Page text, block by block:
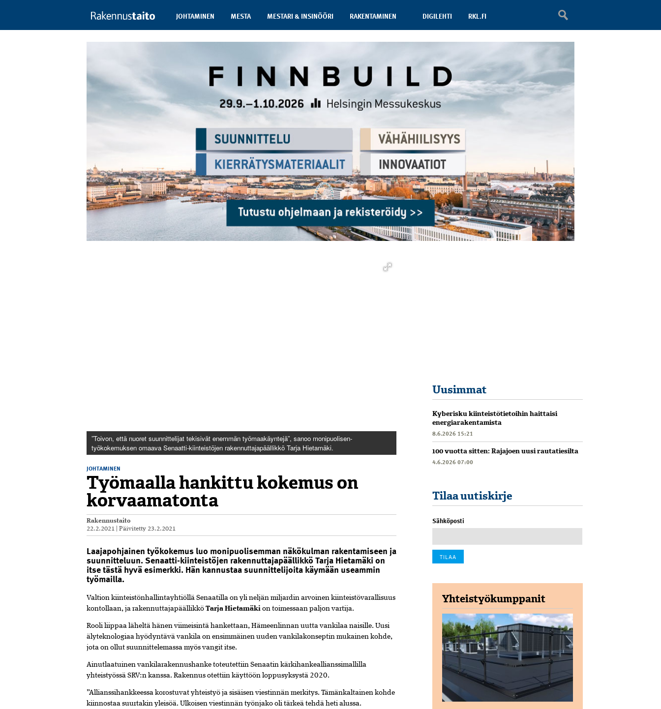
JOHTAMINEN MESTA MESTARI & INSINÖÖRI RAKENTAMINEN DIGILEHTI RKL.FI
”Toivon, että­ nuoret suunnit­telijat tekisivät­ enemmän­ työmaakäyntejä”,­ sanoo­ moni­puolisen­
työkokemuksen omaava Senaatti­-kiinteistöjen rakennuttajapäällikkö Tarja Hietamäki.
JOHTAMINEN
Työmaalla hankittu kokemus on
korvaamatonta
Rakennustaito
22.2.2021
|Päivitetty 23.2.2021
Laajapohjainen työkokemus luo monipuolisemman näkökulman rakentamiseen ja
suunnitteluun. Senaatti-kiinteistöjen rakennuttajapäällikkö Tarja Hietamäki on
itse tästä hyvä esimerkki. Hän kannustaa suunnittelijoita käymään useammin
työmailla.
Valtion kiinteistönhallinta­yhtiöllä Senaatilla on yli neljän miljardin arvoinen kiinteistövarallisuus
kontollaan, ja rakennuttajapäällikköTarja Hietamäki on toimessaan paljon vartija.
Rooli liippaa läheltä hänen viimeisintä hankettaan, Hämeenlinnan uutta vankilaa naisille. Uusi
älyteknologiaa hyödyntävä vankila on ensimmäinen uuden vankilakonseptin mukainen kohde,
jota on ollut suunnittelemassa myös vangit itse.
Ainutlaatuinen vankilarakennushanke toteutettiin Senaatin kärkihankeallianssimallilla
yhteistyössä SRV:n kanssa. Rakennus otettiin käyttöön loppusyksystä 2020.
”Allianssihankkeessa korostuvat yhteistyö ja sisäisen viestinnän merkitys. Tämänkaltainen kohde
kiinnostaa suurtakin yleisöä. Ulkoisen viestinnän työnjako oli tärkeä tehdä heti alussa.
Uusimmat
Kyberisku kiinteistötietoihin haittaisi
energiarakentamista
8.6.2026 15:21
100 vuotta sitten: Rajajoen uusi rautatiesilta
4.6.2026 07:00
Tilaa uutiskirje
Sähköposti
Yhteistyökumppanit